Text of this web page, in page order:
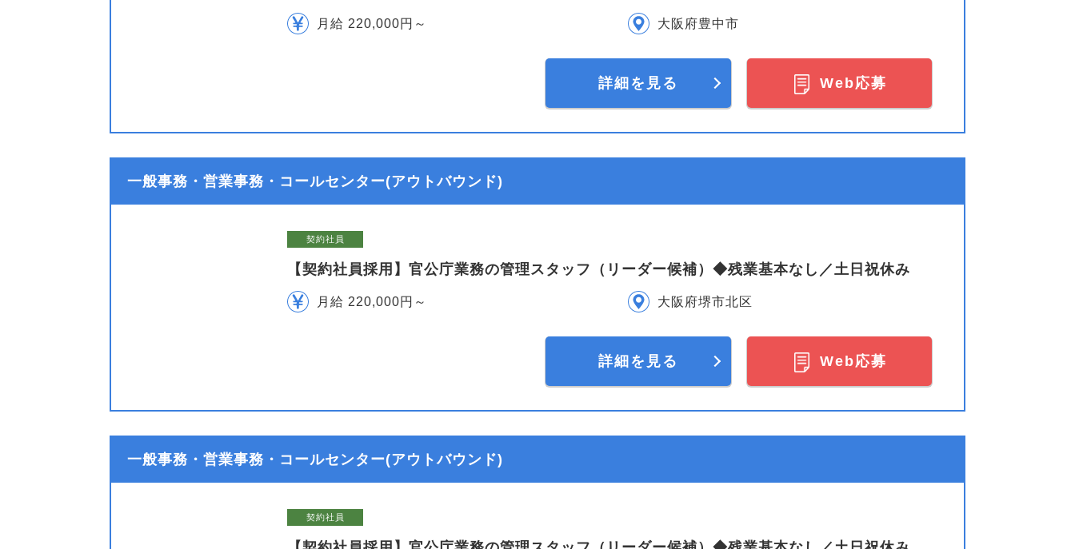
月給 220,000円～ 大阪府豊中市
詳細を見る Web応募
一般事務・営業事務・コールセンター(アウトバウンド)
契約社員
【契約社員採用】官公庁業務の管理スタッフ（リーダー候補）◆残業基本なし／土日祝休み
月給 220,000円～ 大阪府堺市北区
詳細を見る Web応募
一般事務・営業事務・コールセンター(アウトバウンド)
契約社員